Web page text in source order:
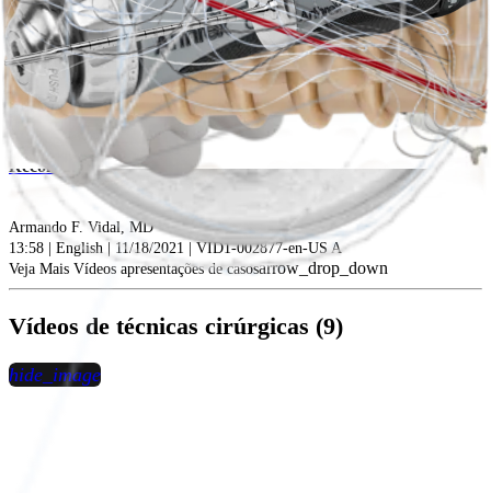
play_circle
Fibular-Based Technique for Posterolateral Corner
Reconstructions
Armando F. Vidal, MD
13:58 | English | 11/18/2021 | VID1-002877-en-US A
Veja Mais Vídeos apresentações de casosarrow_drop_down
Vídeos de técnicas cirúrgicas (9)
hide_image